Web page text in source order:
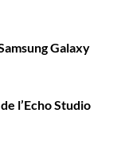
Galaxy
l’Echo Studio